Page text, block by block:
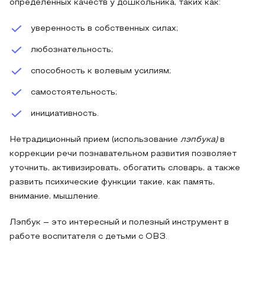
определённых качеств у дошкольника, таких как:
уверенность в собственных силах;
любознательность;
способность к волевым усилиям;
самостоятельность;
инициативность.
Нетрадиционный прием (использование лэпбука)в
коррекции речи познавательном развития позволяет
уточнить, активизировать, обогатить словарь, а также
развить психические функции такие, как память,
внимание, мышление.
Лэпбук – это интересный и полезный инструмент в
работе воспитателя с детьми с ОВЗ.